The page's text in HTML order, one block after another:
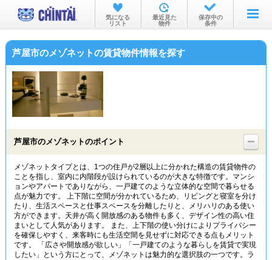
お部屋を探す
沿線・駅から
物件特集から
TOP
気になる
リスト
最近見た
物件
保存中の
条件
芦屋市のメゾネットの賃貸物件情報を探す
芦屋市のメゾネットのポイント
メゾネットタイプとは、1つの住戸が2層以上に分かれた構造の賃貸物件の
ことを指し、室内に内階段が設けられているのが大きな特徴です。マンシ
ョンやアパートでありながら、一戸建てのような立体的な空間で暮らせる
点が魅力です。 上下階に空間が分かれているため、リビングと寝室を分け
たり、生活スペースと仕事スペースを分離したりと、メリハリのある使い
方ができます。天井が高く開放感のある物件も多く、デザイン性の高い住
まいとして人気があります。 また、上下階の使い分けによりプライバシー
を確保しやすく、来客時にも生活空間を見せずに対応できる点もメリット
です。 「広さや開放感が欲しい」「一戸建てのような暮らしを賃貸で実現
したい」という方にとって、メゾネットは魅力的な選択肢の一つです。ラ